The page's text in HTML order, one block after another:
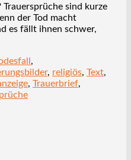
Trauersprüche sind kurze
der Tod macht
es fällt ihnen schwer,
,
, religiös, Text,
, Trauerbrief,